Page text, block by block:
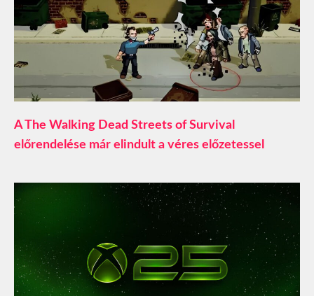
A The Walking Dead Streets of Survival
előrendelése már elindult a véres előzetessel